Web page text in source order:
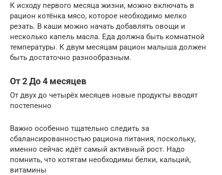
К исходу первого месяца жизни, можно включать в
рацион котёнка мясо, которое необходимо мелко
резать. В каши можно начать добавлять овощи и
несколько капель масла. Еда должна быть комнатной
температуры. К двум месяцам рацион малыша должен
быть достаточно разнообразным.
От 2 До 4 месяцев
От двух до четырёх месяцев новые продукты вводят
постепенно
Важно особенно тщательно следить за
сбалансированностью рациона питания, поскольку,
именно сейчас идёт самый активный рост. Надо
помнить, что котятам необходимы белки, кальций,
витамины